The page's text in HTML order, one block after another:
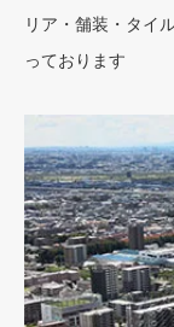
リア・舗装・タイ
っております